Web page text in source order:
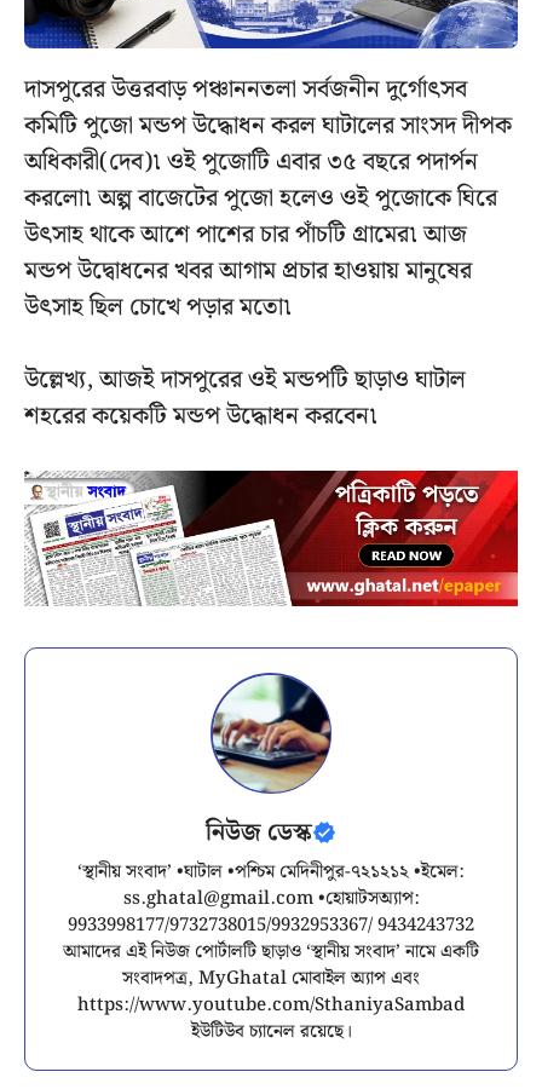
দাসপুরের উত্তরবাড় পঞ্চাননতলা সর্বজনীন দুর্গোৎসব
কমিটি পুজো মন্ডপ উদ্ধোধন করল ঘাটালের সাংসদ দীপক
অধিকারী(দেব)৷ ওই পুজোটি এবার ৩৫ বছরে পদার্পন
করলো৷ অল্প বাজেটের পুজো হলেও ওই পুজোকে ঘিরে
উৎসাহ থাকে আশে পাশের চার পাঁচটি গ্রামের৷ আজ
মন্ডপ উদ্বোধনের খবর আগাম প্রচার হাওয়ায় মানুষের
উৎসাহ ছিল চোখে পড়ার মতো৷
উল্লেখ্য, আজই দাসপুরের ওই মন্ডপটি ছাড়াও ঘাটাল
শহরের কয়েকটি মন্ডপ উদ্ধোধন করবেন৷
নিউজ ডেস্ক
‘স্থানীয় সংবাদ’ •ঘাটাল •পশ্চিম মেদিনীপুর-৭২১২১২ •ইমেল:
ss.ghatal@gmail.com•হোয়াটসঅ্যাপ:
9933998177/9732738015/9932953367/ 9434243732
আমাদের এই নিউজ পোর্টালটি ছাড়াও ‘স্থানীয় সংবাদ’ নামে একটি
সংবাদপত্র, MyGhatal মোবাইল অ্যাপ এবং
https://www.youtube.com/SthaniyaSambad
ইউটিউব চ্যানেল রয়েছে।